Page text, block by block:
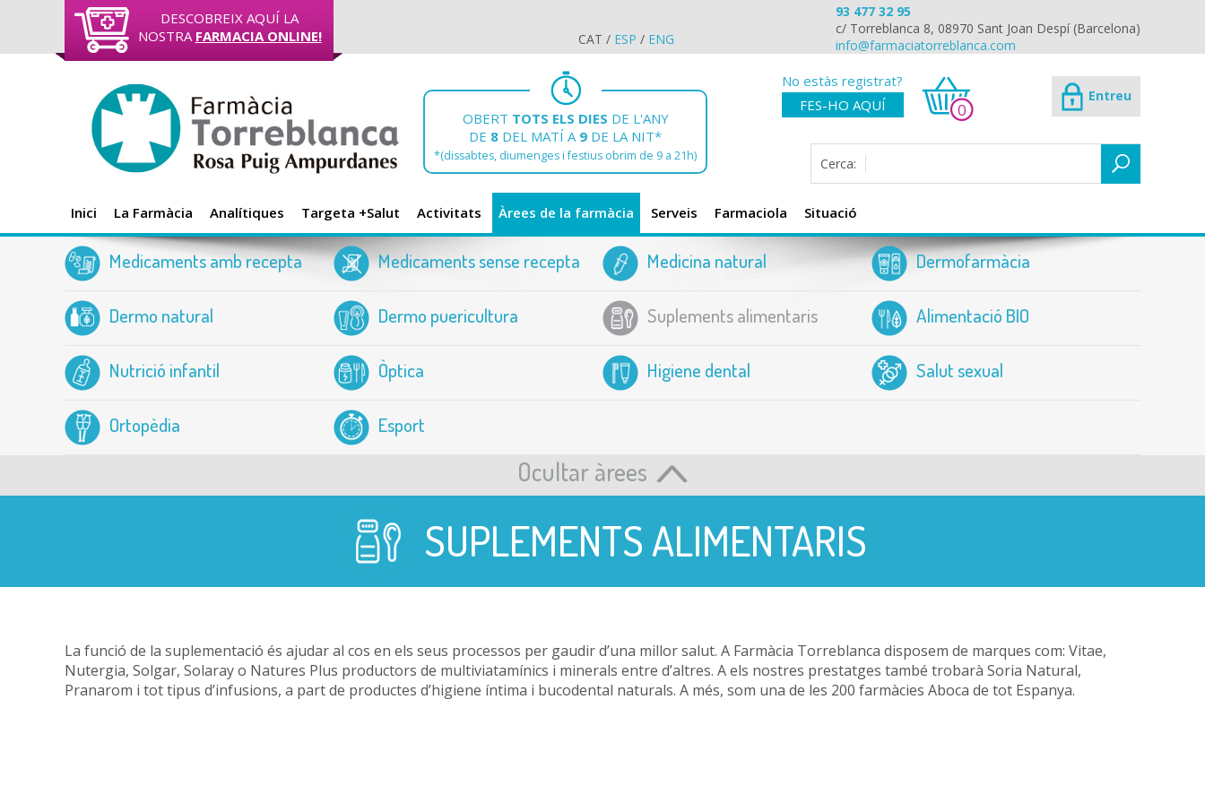
DESCOBREIX AQUÍ LA
NOSTRA FARMACIA ONLINE! CAT / ESP / ENG
93 477 32 95
c/ Torreblanca 8, 08970 Sant Joan Despí (Barcelona)
info@farmaciatorreblanca.com
OBERT TOTS ELS DIES DE L'ANY
DE 8 DEL MATÍ A 9 DE LA NIT*
*(dissabtes, diumenges i festius obrim de 9 a 21h)
No estàs registrat?
FES-HO AQUÍ
Entreu
0
Cerca:
Inici La Farmàcia Analítiques Targeta +Salut Activitats Àrees de la farmàcia Serveis Farmaciola Situació
Medicaments amb recepta Medicaments sense recepta Medicina natural Dermofarmàcia
Dermo natural Dermo puericultura Suplements alimentaris Alimentació BIO
Nutrició infantil Òptica Higiene dental Salut sexual
Ortopèdia Esport
Ocultar àrees
SUPLEMENTS ALIMENTARIS
La funció de la suplementació és ajudar al cos en els seus processos per gaudir d’una millor salut. A Farmàcia Torreblanca disposem de marques com: Vitae,
Nutergia, Solgar, Solaray o Natures Plus productors de multiviatamínics i minerals entre d’altres. A els nostres prestatges també trobarà Soria Natural,
Pranarom i tot tipus d’infusions, a part de productes d’higiene íntima i bucodental naturals. A més, som una de les 200 farmàcies Aboca de tot Espanya.